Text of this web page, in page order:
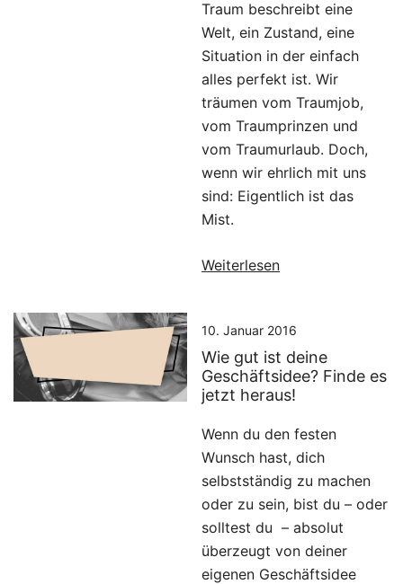
Traum beschreibt eine
Welt, ein Zustand, eine
Situation in der einfach
alles perfekt ist. Wir
träumen vom Traumjob,
vom Traumprinzen und
vom Traumurlaub. Doch,
wenn wir ehrlich mit uns
sind: Eigentlich ist das
Mist.
Weiterlesen
10. Januar 2016
Wie gut ist deine
Geschäftsidee? Finde es
jetzt heraus!
Wenn du den festen
Wunsch hast, dich
selbstständig zu machen
oder zu sein, bist du – oder
solltest du – absolut
überzeugt von deiner
eigenen Geschäftsidee